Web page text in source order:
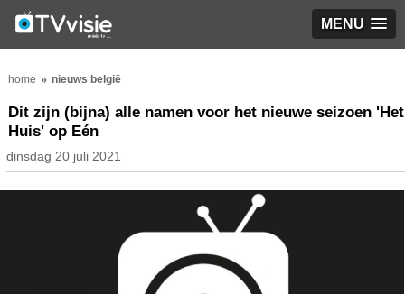
MENU
home nieuws belgië
Dit zijn (bijna) alle namen voor het nieuwe seizoen 'Het
Huis' op Eén
dinsdag 20 juli 2021